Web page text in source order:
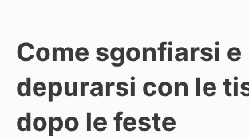
Come sgonfiarsi e
depurarsi con le
dopo le feste